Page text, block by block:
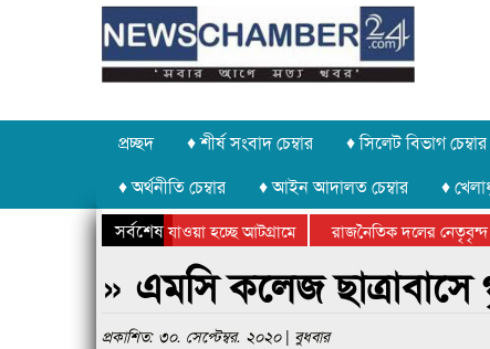
প্রচ্ছদ ♦ শীর্ষ সংবাদ চেম্বার ♦ সিলেট বিভাগ চেম্বার
♦ অর্থনীতি চেম্বার
♦ আইন আদালত চেম্বার ♦
সর্বশেষ
চুরি করে নিয়ে যাওয়া হচ্ছে আটগ্রামে রাজনৈতিক দলের নেতৃবৃন্দ
ক্রীড়া প্রতিযোগিতার পুরস্কার বিতরণ সম্পন্ন
সিলেটে বাংলাদেশ গ্রুপ
» এমসি কলেজ
প্রকাশিত: ৩০. সেপ্টেম্বর. ২০২০ | বুধবার